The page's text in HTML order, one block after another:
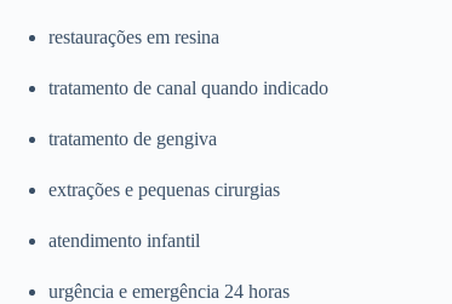
restaurações em resina
tratamento de canal quando indicado
tratamento de gengiva
extrações e pequenas cirurgias
atendimento infantil
urgência e emergência 24 horas